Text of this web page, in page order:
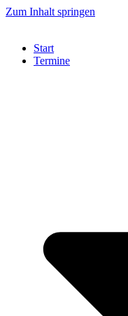
Zum Inhalt springen
Start
Termine